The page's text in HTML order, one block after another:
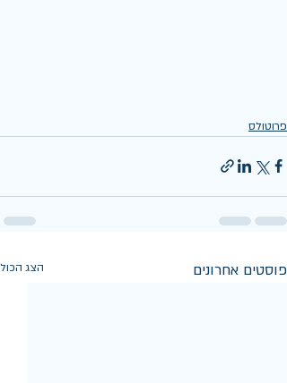
פרוטולס
פוסטים אחרונים הצג הכול